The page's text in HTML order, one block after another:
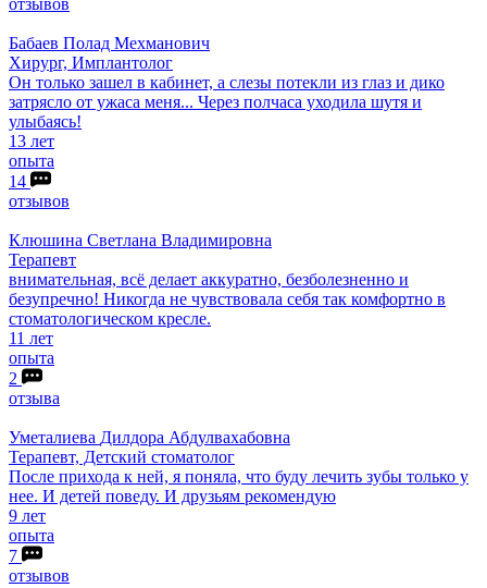
отзывов
Бабаев Полад Мехманович
Хирург, Имплантолог
Он только зашел в кабинет, а слезы потекли из глаз и дико
затрясло от ужаса меня... Через полчаса уходила шутя и
улыбаясь!
13 лет
опыта
14
отзывов
Клюшина Светлана Владимировна
Терапевт
внимательная, всё делает аккуратно, безболезненно и
безупречно! Никогда не чувствовала себя так комфортно в
стоматологическом кресле.
11 лет
опыта
2
отзыва
Уметалиева Дилдора Абдулвахабовна
Терапевт, Детский стоматолог
После прихода к ней, я поняла, что буду лечить зубы только у
нее. И детей поведу. И друзьям рекомендую
9 лет
опыта
7
отзывов